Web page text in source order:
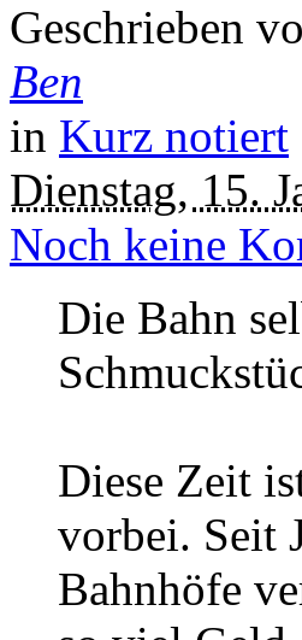
Geschrieben
Ben
in Kurz notiert
Dienstag, 15.
Noch keine
Die Bahn
Diese Zeit
vorbei. Seit
Bahnhöfe